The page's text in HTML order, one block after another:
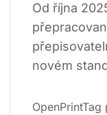
Od října
novém